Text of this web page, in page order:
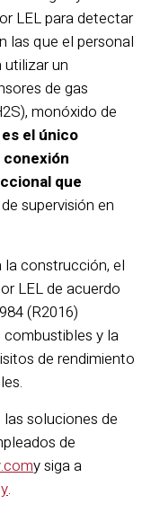
LEL para detectar
las que el personal
un
de gas
monóxido de
el único
que
supervisión en
construcción, el
LEL de acuerdo
(R2016)
y la
de rendimiento
soluciones de
de
y siga a
.